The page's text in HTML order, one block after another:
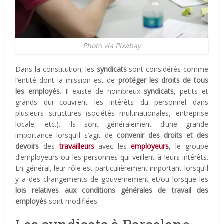
Photo via Pixabay
Dans la constitution, les syndicatssont considérés comme
l’entité dont la mission est de protéger les droits de tous
les employés. Il existe de nombreuxsyndicats, petits et
grands qui couvrent les intérêts du personnel dans
plusieurs structures (sociétés multinationales, entreprise
locale, etc.). Ils sont généralement d’une grande
importance lorsqu’il s’agit de convenir des droits et des
devoirs destravailleursavec lesemployeurs, le groupe
d’employeurs ou les personnes qui veillent à leurs intérêts.
En général, leur rôle est particulièrement important lorsqu’il
y a des changements de gouvernement et/ou lorsque les
lois relatives aux conditions générales de travail des
employés sont modifiées.